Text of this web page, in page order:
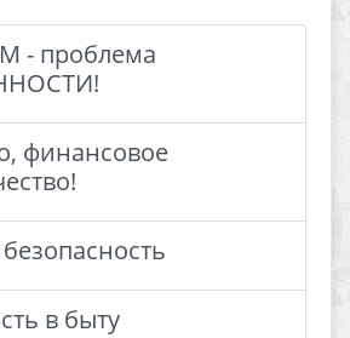
- проблема
финансовое
в быту